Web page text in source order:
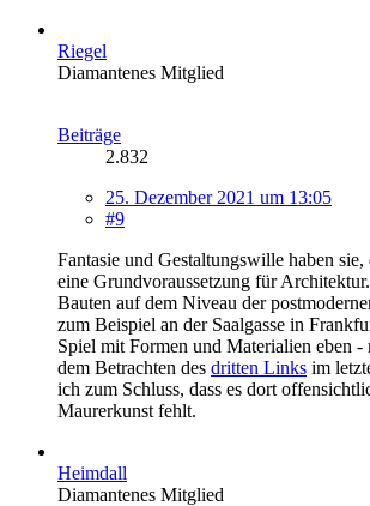
Riegel
Diamantenes Mitglied
Beiträge
2.832
25. Dezember 2021 um 13:05
#9
Fantasie und Gestaltungswille haben sie,
eine Grundvoraussetzung für
Bauten auf dem Niveau der
zum Beispiel an der Saalgasse in
Spiel mit Formen und Materialien eben -
dem Betrachten des dritten Links im
ich zum Schluss, dass es dort
Maurerkunst fehlt.
Heimdall
Diamantenes Mitglied